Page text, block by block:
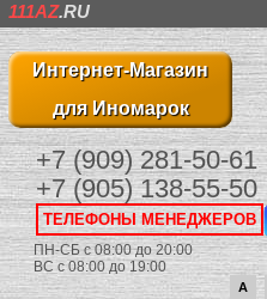
111AZ.RU
Интернет-Магазин
для Иномарок
+7 (909) 281-50-61
+7 (905) 138-55-50
ТЕЛЕФОНЫ МЕНЕДЖЕРОВ
ПН-СБ с 08:00 до 20:00
ВС с 08:00 до 19:00
А